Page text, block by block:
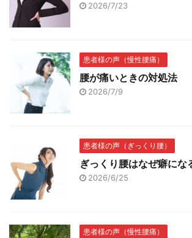
2026/7/23
患者様の声（慢性腰痛）
腰が痛いときの対処法
2026/7/9
患者様の声（ぎっくり腰）
ぎっくり腰はなぜ癖にな
2026/6/25
患者様の声（慢性腰痛）